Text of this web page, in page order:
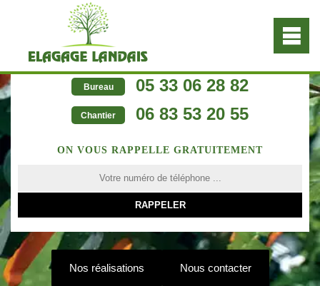
Bureau 05 33 06 28 82
Chantier 06 83 53 20 55
ON VOUS RAPPELLE GRATUITEMENT
Nos réalisations Nous contacter